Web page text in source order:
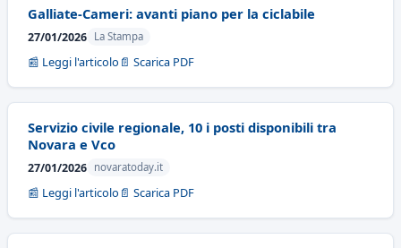
Galliate-Cameri: avanti piano per la ciclabile
27/01/2026 La Stampa
📰 Leggi l'articolo 📄 Scarica PDF
Servizio civile regionale, 10 i posti disponibili tra
Novara e Vco
27/01/2026 novaratoday.it
📰 Leggi l'articolo 📄 Scarica PDF